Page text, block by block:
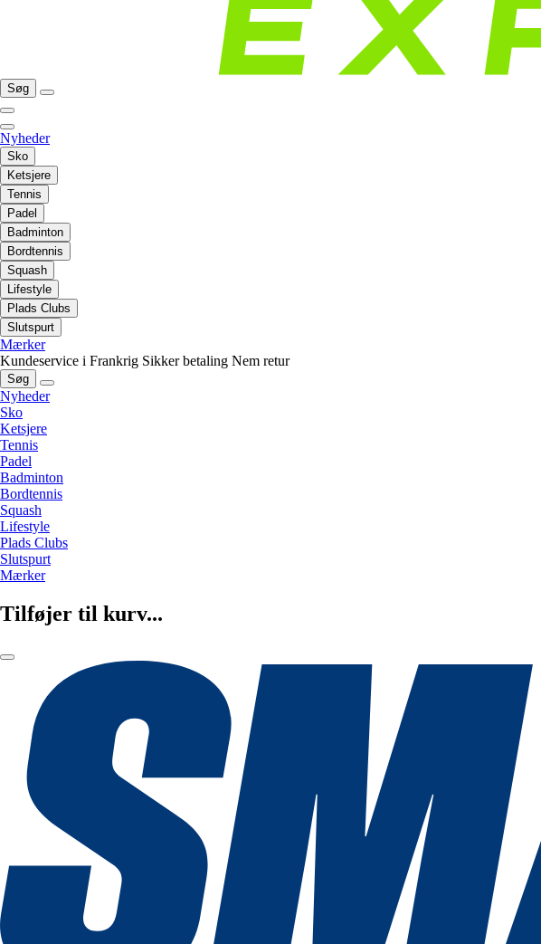
Søg
Nyheder
Sko
Ketsjere
Tennis
Padel
Badminton
Bordtennis
Squash
Lifestyle
Plads Clubs
Slutspurt
Mærker
Kundeservice i Frankrig Sikker betaling Nem retur
Søg
Nyheder
Sko
Ketsjere
Tennis
Padel
Badminton
Bordtennis
Squash
Lifestyle
Plads Clubs
Slutspurt
Mærker
Tilføjer til kurv...